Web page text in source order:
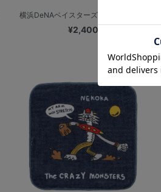
横浜DeNAベイスターズ×うまい棒/フ...
¥2,400